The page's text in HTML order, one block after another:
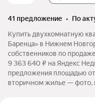
41 предложение •
по
Купить двухкомнатную
Баренца» в Нижнем
собственников по
9 363 640 ₽ на Яндекс
предложения площадью от
вторичном жилье — фото,